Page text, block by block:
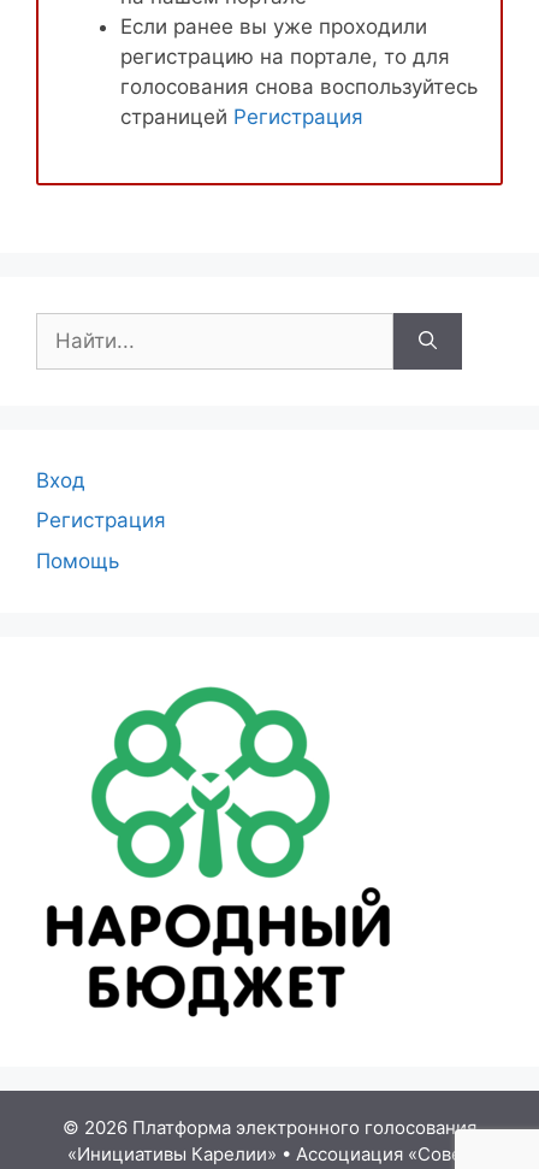
Если ранее вы уже проходили
регистрацию на портале, то для
голосования снова воспользуйтесь
страницей Регистрация
Вход
Регистрация
Помощь
© 2026 Платформа электронного голосования
«Инициативы Карелии» • Ассоциация «Совет